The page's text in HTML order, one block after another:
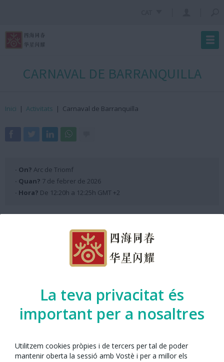
La teva privacitat és
important per a nosaltres
Utilitzem cookies pròpies i de tercers per tal de poder
mantenir oberta la sessió amb Vostè i per a millor els
CARNAVAL DE BARRANQUILLA
Inici | Activitats | Carnaval de Barranquilla
· On? Arc de Triomf
· Quan? 7 de febrer de 2026
· Hora? De 12:20h a 12:25h GMT +2
Organitzat per l’Any Nou Xinès amb Barcelona
juntament amb: